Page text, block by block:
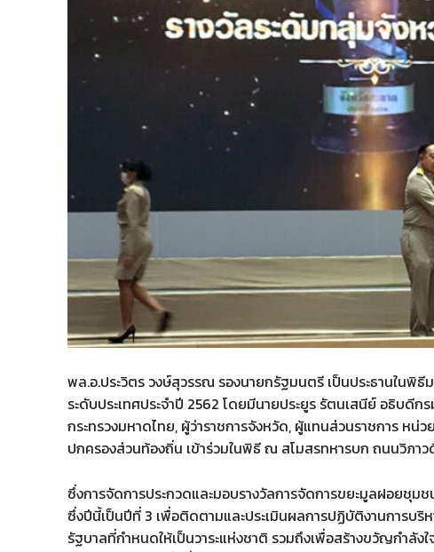
พล.อ.ประวิตร วงษ์สุวรรณ รองนายกรัฐมนตรี เป็นประธานในพิ
ระดับประเทศประจำปี 2562 โดยมีนายประยูร รัตนเสนีย์ อธิบดี
กระทรวงมหาดไทย, ผู้ว่าราชการจังหวัด, ผู้แทนส่วนราชการ หน่
ปกครองส่วนท้องถิ่น เข้าร่วมในพิธี ณ สโมสรทหารบก ถนนวิภา
ซึ่งการจัดการประกวดและมอบรางวัลการจัดการขยะมูลฝอยชุม
ซึ่งปีนี้เป็นปีที่ 3 เพื่อติดตามและประเมินผลการปฏิบัติงานการบ
รัฐบาลที่กำหนดให้เป็นวาระแห่งชาติ รวมถึงเพื่อสร้างขวัญกำลัง